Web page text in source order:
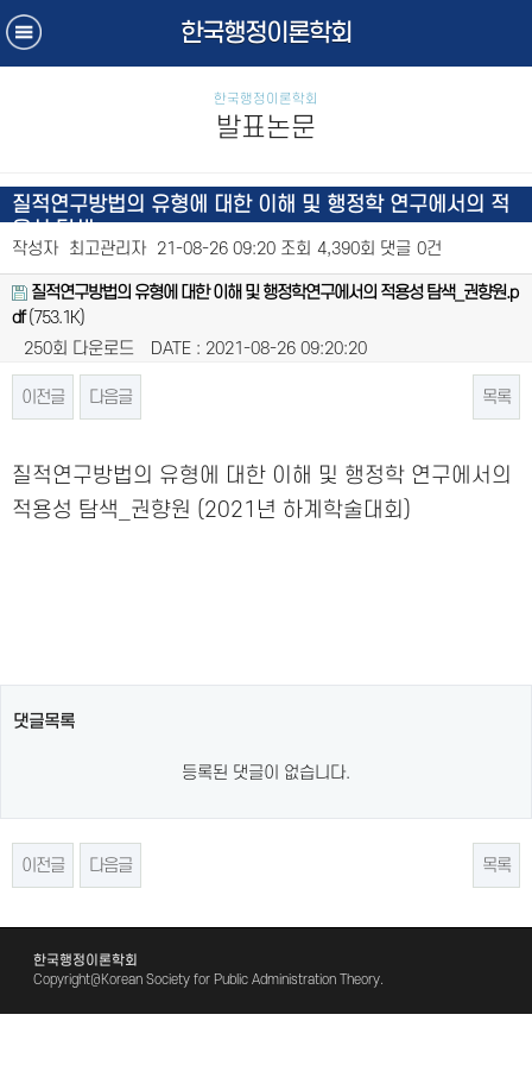
한국행정이론학회
한국행정이론학회
발표논문
질적연구방법의 유형에 대한 이해 및 행정학 연구에서의 적
작성자 최고관리자 21-08-26 09:20 조회 4,390회 댓글 0건
질적연구방법의 유형에 대한 이해 및 행정학연구에서의 적용성 탐색_권향원.p
df(753.1K)
250회 다운로드
DATE : 2021-08-26 09:20:20
이전글 다음글 목록
질적연구방법의 유형에 대한 이해 및 행정학 연구에서의
적용성 탐색_권향원 (2021년 하계학술대회)
댓글목록
등록된 댓글이 없습니다.
이전글 다음글 목록
한국행정이론학회
Copyright@Korean Society for Public Administration Theory.